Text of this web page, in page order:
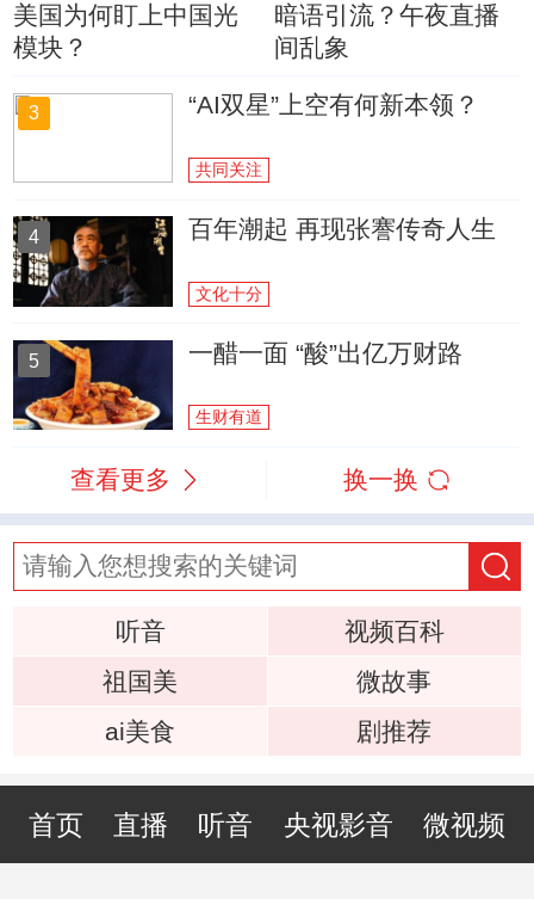
美国为何盯上中国光
模块？
暗语引流？午夜直播
间乱象
3 “AI双星”上空有何新本领？
共同关注
4 百年潮起 再现张謇传奇人生
文化十分
5 一醋一面 “酸”出亿万财路
生财有道
查看更多 换一换
听音
视频百科
祖国美
微故事
ai美食
剧推荐
首页 直播 听音 央视影音 微视频